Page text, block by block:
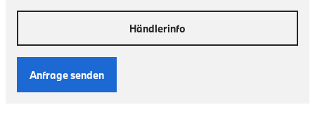
Händlerinfo
Anfrage senden